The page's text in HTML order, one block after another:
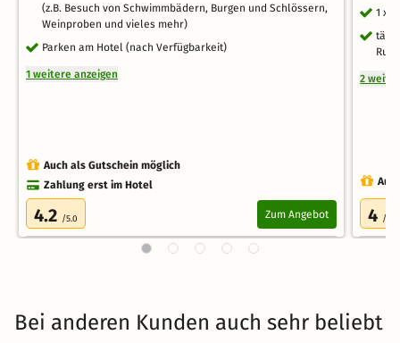
(z.B. Besuch von Schwimmbädern, Burgen und Schlössern,
Weinproben und vieles mehr)
Parken am Hotel (nach Verfügbarkeit)
1 weitere anzeigen
Auch als Gutschein möglich
Zahlung erst im Hotel
4.2 /5.0 Zum Angebot
1 x
2
4 /5.0
Bei anderen Kunden auch sehr beliebt